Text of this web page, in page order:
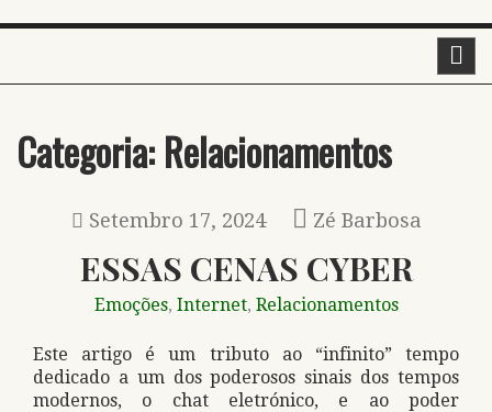
Categoria:Relacionamentos
Setembro 17, 2024 Zé Barbosa
ESSAS CENAS CYBER
Emoções, Internet, Relacionamentos
Este artigo é um tributo ao “infinito” tempo
dedicado a um dos poderosos sinais dos tempos
modernos, o chat eletrónico, e ao poder